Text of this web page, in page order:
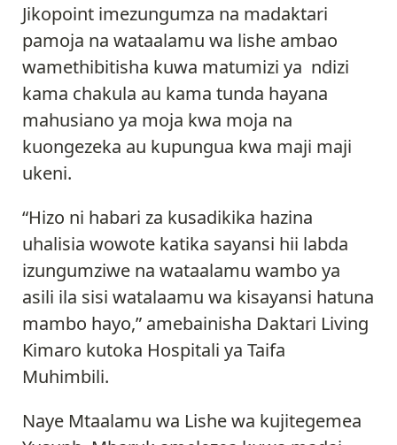
Jikopoint imezungumza na madaktari
pamoja na wataalamu wa lishe ambao
wamethibitisha kuwa matumizi ya ndizi
kama chakula au kama tunda hayana
mahusiano ya moja kwa moja na
kuongezeka au kupungua kwa maji maji
ukeni.
“Hizo ni habari za kusadikika hazina
uhalisia wowote katika sayansi hii labda
izungumziwe na wataalamu wambo ya
asili ila sisi watalaamu wa kisayansi hatuna
mambo hayo,” amebainisha Daktari Living
Kimaro kutoka Hospitali ya Taifa
Muhimbili.
Naye Mtaalamu wa Lishe wa kujitegemea